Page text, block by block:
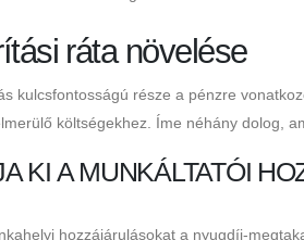
ráta növelése
kulcsfontosságú része a pénzre
költségekhez. Íme néhány dolog,
KI A MUNKÁLTATÓI
hozzájárulásokat a nyugdíj-